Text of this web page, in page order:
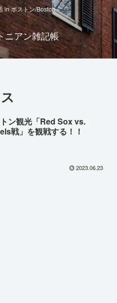
in ボストン/Boston
ニアン雑記帳
ン観光「Red Sox vs.
戦」を観戦する！！
2023.06.23